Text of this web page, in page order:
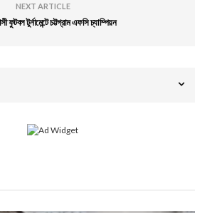
NEXT ARTICLE
ফুটবল টুর্নামেন্টে চট্টগ্রাম এফসি চ্যাম্পিয়ন